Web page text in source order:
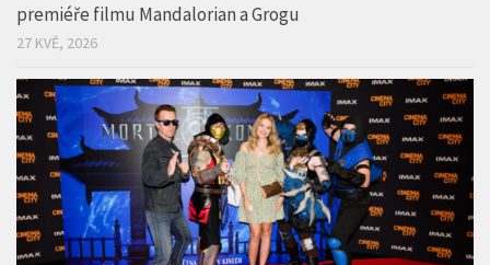
premiéře filmu Mandalorian a Grogu
27 KVĚ, 2026